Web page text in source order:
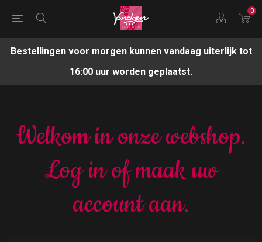
0
Bestellingen voor morgen kunnen vandaag uiterlijk tot
16:00 uur worden geplaatst.
Welkom in onze webshop.
Log in of maak uw
account aan.